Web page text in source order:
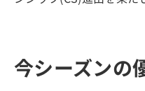
今シーズンの